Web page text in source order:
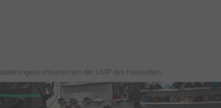
entsprechen der UVP des Herstellers.